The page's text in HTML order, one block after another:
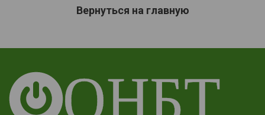
Вернуться на главную